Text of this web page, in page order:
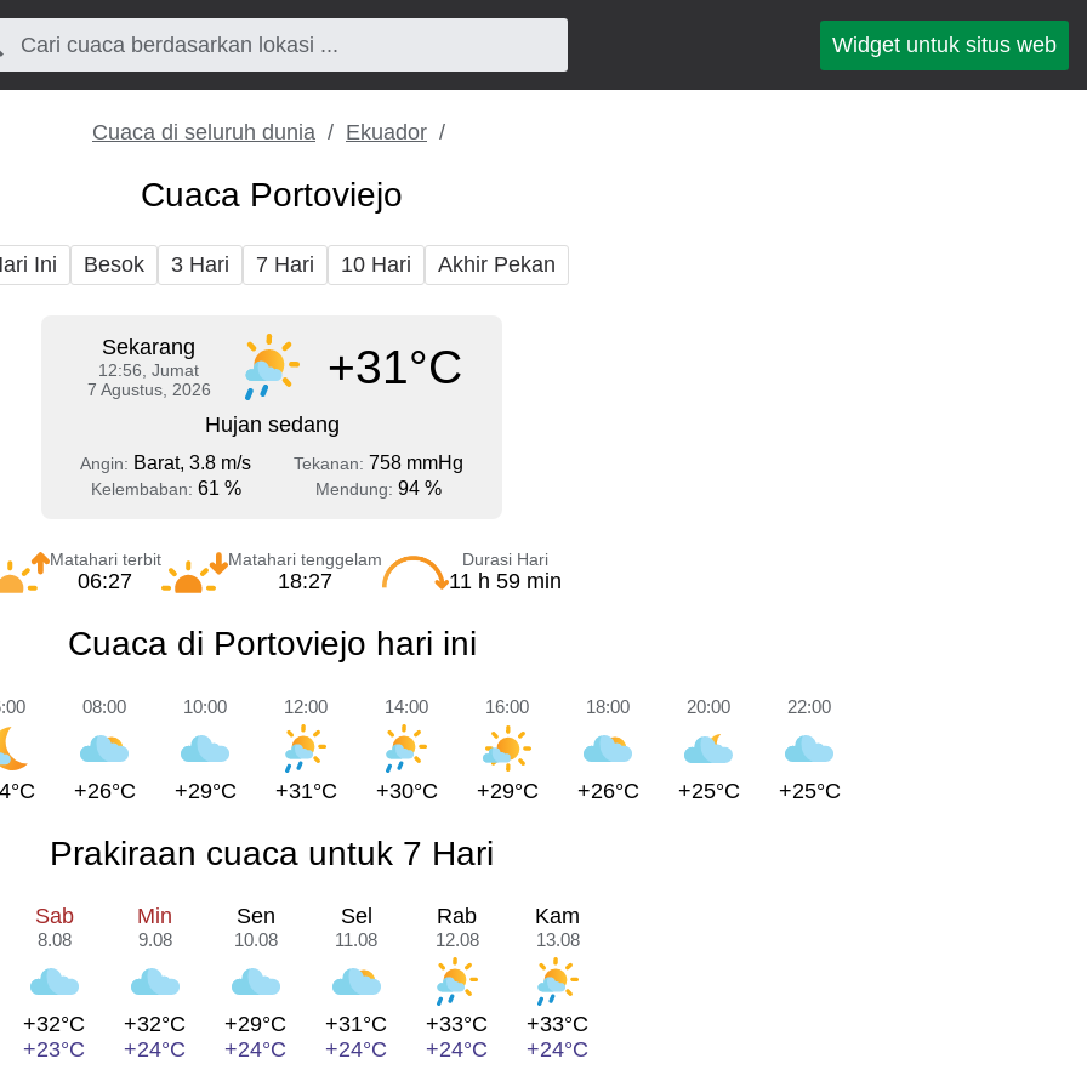
Widget untuk situs web
Cuaca di seluruh dunia Ekuador
Cuaca Portoviejo
Ini Besok 3 Hari 7 Hari 10 Hari Akhir Pekan
Sekarang
12:56, Jumat
7 Agustus, 2026
+31°C
Hujan sedang
Angin: Barat, 3.8 m/s Tekanan: 758 mmHg
Kelembaban: 61 % Mendung: 94 %
Matahari terbit
06:27
Matahari tenggelam
18:27
Durasi Hari
11 h 59 min
Cuaca di Portoviejo hari ini
08:00
+26°C
10:00
+29°C
12:00
+31°C
14:00
+30°C
16:00
+29°C
18:00
+26°C
20:00
+25°C
22:00
+25°C
Prakiraan cuaca untuk 7 Hari
Sab
8.08
+32°C
+23°C
Min
9.08
+32°C
+24°C
Sen
10.08
+29°C
+24°C
Sel
11.08
+31°C
+24°C
Rab
12.08
+33°C
+24°C
Kam
13.08
+33°C
+24°C